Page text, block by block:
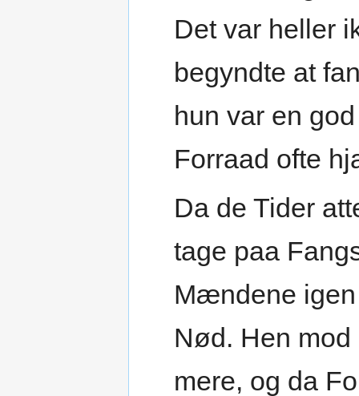
Det var heller
begyndte at
hun var en
Forraad ofte
Da de Tider
tage paa
Mændene
Nød. Hen
mere, og da